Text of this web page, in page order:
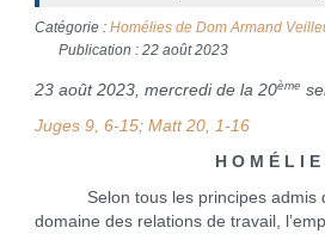
Catégorie : Homélies de Dom Armand
Publication : 22 août 2023
23 août 2023, mercredi de la 20ème
Juges 9, 6-15; Matt 20, 1-16
H O M É L I E
Selon tous les principes admis
domaine des relations de travail,